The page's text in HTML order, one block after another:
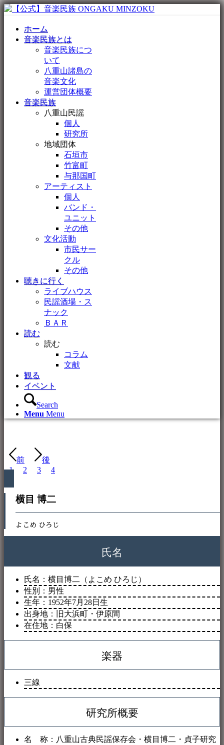
ホーム
音楽民族とは
音楽民族につ
いて
八重山諸島の
音楽文化
運営団体概要
音楽民族
八重山民謡
個人
研究所
地域団体
石垣市
竹富町
与那国町
アーティスト
個人
バンド・
ユニット
その他
文化活動
市民サー
クル
その他
聴きに行く
ライブハウス
民謡酒場・ス
ナック
ＢＡＲ
読む
読む
コラム
文献
観る
イベント
Search
Menu Menu
前
後
1
2 3 4
横目 博二
よこめ ひろじ
氏名
氏名：横目博二（よこめ ひろじ）
性別：男性
生年：1952年7月28日生
出身地：旧大浜町・伊原間
在住地：白保
楽器
三線
研究所概要
名 称：八重山古典民謡保存会・横目博二・貞子研究